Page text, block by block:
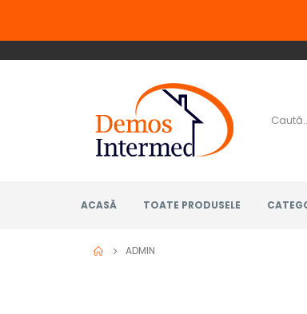
ACASĂ TOATE PRODUSELE
ADMIN